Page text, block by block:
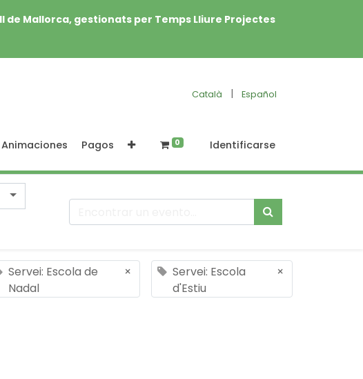
Mallorca, gestionats per Temps Lliure Projectes
Català | Español
Animaciones Pagos 0 Identificarse
Servei: Escola de
Nadal
×
Servei: Escola
d'Estiu
×